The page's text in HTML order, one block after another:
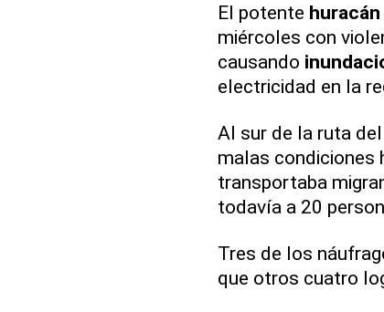
El potente huracán
miércoles con
causando
electricidad en la
Al sur de la ruta
malas condiciones
transportaba
todavía a 20
Tres de los
que otros cuatro